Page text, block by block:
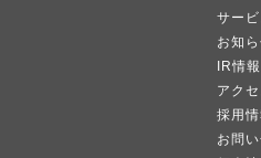
サー
お知
IR情報
アクセ
採用情
お問